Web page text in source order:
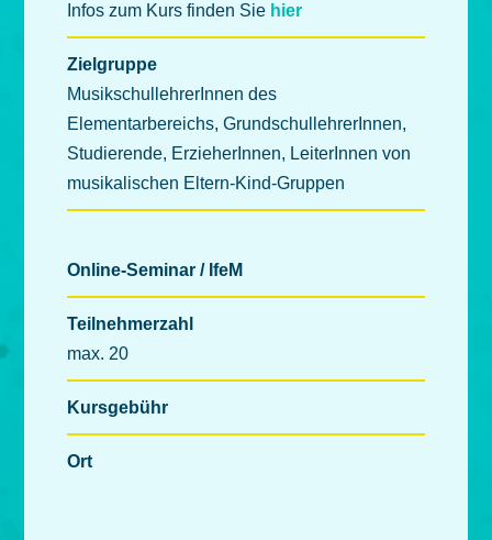
Infos zum Kurs finden Sie hier
Zielgruppe
MusikschullehrerInnen des
Elementarbereichs, GrundschullehrerInnen,
Studierende, ErzieherInnen, LeiterInnen von
musikalischen Eltern-Kind-Gruppen
Online-Seminar / IfeM
Teilnehmerzahl
max. 20
Kursgebühr
Ort